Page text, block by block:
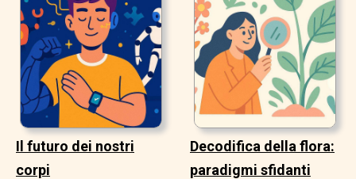
Il futuro dei nostri
corpi
Decodifica della flora:
paradigmi sfidanti